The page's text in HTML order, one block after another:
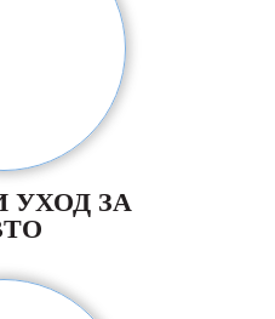
УХОД ЗА